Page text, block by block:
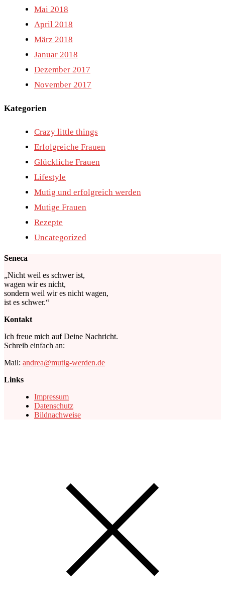
Mai 2018
April 2018
März 2018
Januar 2018
Dezember 2017
November 2017
Kategorien
Crazy little things
Erfolgreiche Frauen
Glückliche Frauen
Lifestyle
Mutig und erfolgreich werden
Mutige Frauen
Rezepte
Uncategorized
Seneca
„Nicht weil es schwer ist,
wagen wir es nicht,
sondern weil wir es nicht wagen,
ist es schwer.“
Kontakt
Ich freue mich auf Deine Nachricht.
Schreib einfach an:
Mail: andrea@mutig-werden.de
Links
Impressum
Datenschutz
Bildnachweise